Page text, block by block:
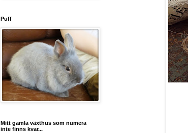
Puff
Mitt gamla växthus som numera
inte finns kvar...